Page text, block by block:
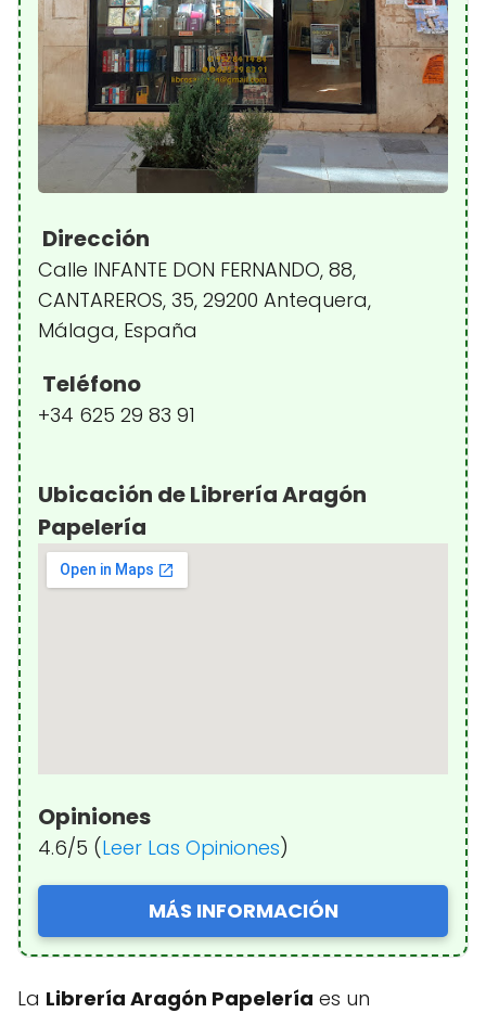
Dirección
Calle INFANTE DON FERNANDO, 88,
CANTAREROS, 35, 29200 Antequera,
Málaga, España
Teléfono
+34 625 29 83 91
Ubicación de Librería Aragón
Papelería
Opiniones
4.6/5 (Leer Las Opiniones)
MÁS INFORMACIÓN
La Librería Aragón Papelería es un